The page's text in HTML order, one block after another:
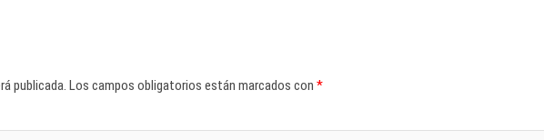
publicada. Los campos obligatorios están marcados con *